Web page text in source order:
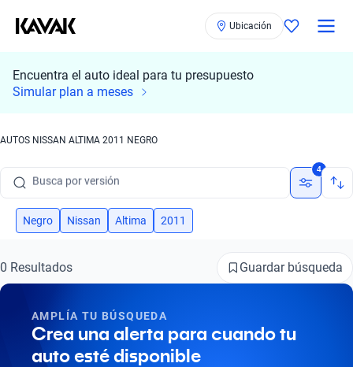
Ubicación
Encuentra el auto ideal para tu presupuesto
Simular plan a meses
AUTOS NISSAN ALTIMA 2011 NEGRO
Busca por marca
Busca por año
Busca por marca
Busca por versión
Busca por año
4
Negro Nissan Altima 2011
0 Resultados Guardar búsqueda
AMPLÍA TU BÚSQUEDA
Crea una alerta para cuando tu
auto esté disponible